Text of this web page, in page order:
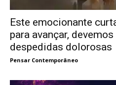
Este emocionante
para avançar,
despedidas dolorosas
Pensar Contemporâneo